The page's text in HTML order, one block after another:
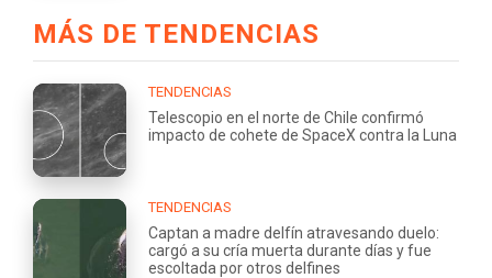
MÁS DE TENDENCIAS
TENDENCIAS
Telescopio en el norte de Chile confirmó
impacto de cohete de SpaceX contra la Luna
TENDENCIAS
Captan a madre delfín atravesando duelo:
cargó a su cría muerta durante días y fue
escoltada por otros delfines